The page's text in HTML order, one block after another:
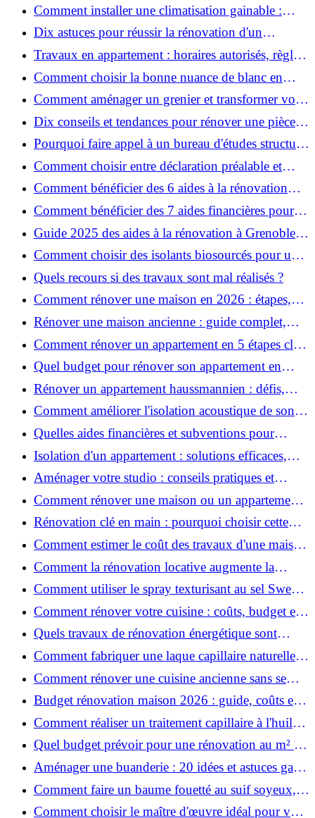
Comment installer une climatisation gainable :
coût, étapes et conseils ?
Dix astuces pour réussir la rénovation d'un
appartement
Travaux en appartement : horaires autorisés, règles
et bonnes pratiques
Comment choisir la bonne nuance de blanc en
décoration et éviter les pièges ?
Comment aménager un grenier et transformer vos
combles en espace habitable ?
Dix conseils et tendances pour rénover une pièce
de la maison
Pourquoi faire appel à un bureau d'études structure
pour garantir la sécurité de vos rénovations ?
Comment choisir entre déclaration préalable et
permis de construire pour vos travaux ?
Comment bénéficier des 6 aides à la rénovation
énergétique à Grenoble ?
Comment bénéficier des 7 aides financières pour la
rénovation énergétique à Voiron ?
Guide 2025 des aides à la rénovation à Grenoble et
Voiron : MaPrimeRénov’, CEE, aides locales
Comment choisir des isolants biosourcés pour une
rénovation écologique ?
Quels recours si des travaux sont mal réalisés ?
Comment rénover une maison en 2026 : étapes,
coûts et conseils ?
Rénover une maison ancienne : guide complet,
étapes, budget et astuces
Comment rénover un appartement en 5 étapes clés
?
Quel budget pour rénover son appartement en
2026 ?
Rénover un appartement haussmannien : défis,
conseils pratiques et estimation des prix
Comment améliorer l'isolation acoustique de son
appartement ?
Quelles aides financières et subventions pour
rénover votre appartement en 2026 ?
Isolation d'un appartement : solutions efficaces,
prix et conseils
Aménager votre studio : conseils pratiques et
erreurs à éviter
Comment rénover une maison ou un appartement
avec 50 000 € : budget, étapes et astuces ?
Rénovation clé en main : pourquoi choisir cette
solution et à quoi faire attention ?
Comment estimer le coût des travaux d'une maison
?
Comment la rénovation locative augmente la
rentabilité de votre parc immobilier ?
Comment utiliser le spray texturisant au sel Sweet
Salt pour des cheveux effet plage ?
Comment rénover votre cuisine : coûts, budget et
astuces bois ?
Quels travaux de rénovation énergétique sont
éligibles à MaPrimeRénov' ?
Comment fabriquer une laque capillaire naturelle
maison ?
Comment rénover une cuisine ancienne sans se
ruiner ?
Budget rénovation maison 2026 : guide, coûts et
astuces
Comment réaliser un traitement capillaire à l'huile
maison efficace ?
Quel budget prévoir pour une rénovation au m² en
2026 ?
Aménager une buanderie : 20 idées et astuces gain
de place pour un espace fonctionnel et stylé
Comment faire un baume fouetté au suif soyeux,
fait maison ?
Comment choisir le maître d'œuvre idéal pour vos